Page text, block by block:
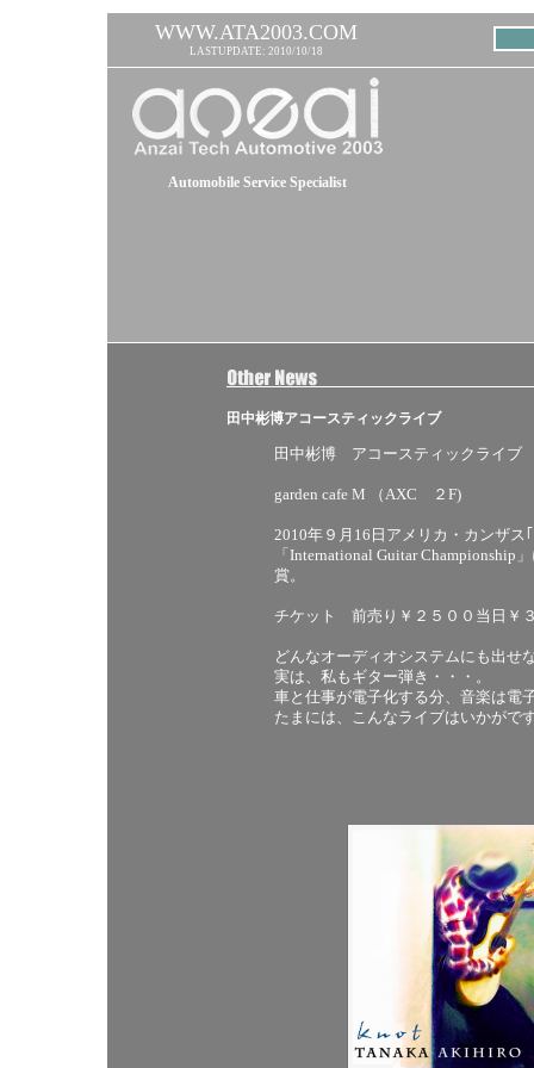
WWW.ATA2003.COM
LASTUPDATE: 2010/10/18
Automobile Service Specialist
田中彬博アコースティックライブ
田中彬博 アコースティックライ
garden cafe M （AXC ２F)
2010年９月16日アメリカ・カンザス
「International Guitar
賞。
チケット 前売り￥２５００当日￥
どんなオーディオシステムにも出せ
実は、私もギター弾き・・・。
車と仕事が電子化する分、音楽は電
たまには、こんなライブはいかがで